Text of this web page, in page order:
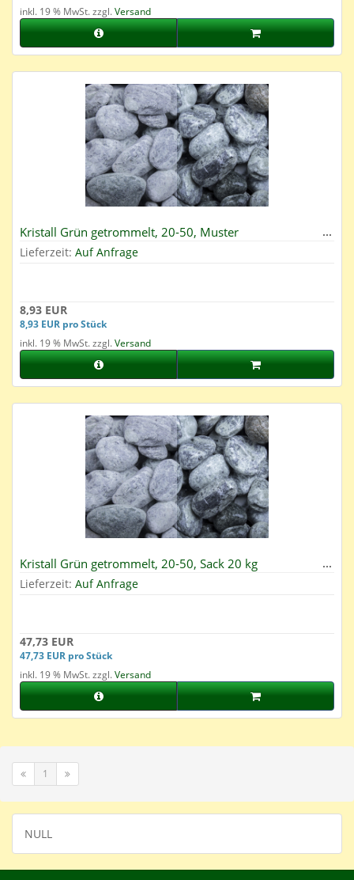
inkl. 19 % MwSt. zzgl.Versand
Kristall Grün getrommelt, 20-50, Muster
Lieferzeit: Auf Anfrage
8,93 EUR
8,93 EUR pro Stück
inkl. 19 % MwSt. zzgl.Versand
Kristall Grün getrommelt, 20-50, Sack 20 kg
Lieferzeit: Auf Anfrage
47,73 EUR
47,73 EUR pro Stück
inkl. 19 % MwSt. zzgl.Versand
1
NULL